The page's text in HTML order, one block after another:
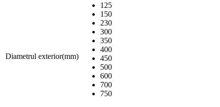
Diametrul exterior(mm)
125
150
230
300
350
400
450
500
600
700
750